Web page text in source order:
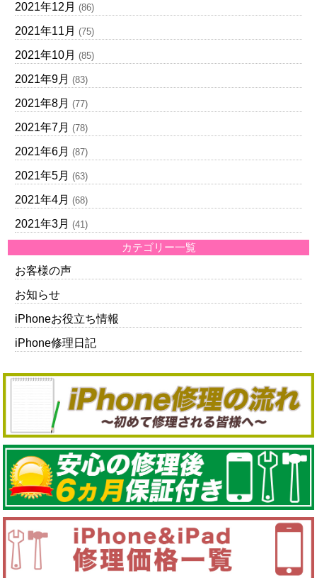
2021年12月 (86)
2021年11月 (75)
2021年10月 (85)
2021年9月 (83)
2021年8月 (77)
2021年7月 (78)
2021年6月 (87)
2021年5月 (63)
2021年4月 (68)
2021年3月 (41)
カテゴリー一覧
お客様の声
お知らせ
iPhoneお役立ち情報
iPhone修理日記